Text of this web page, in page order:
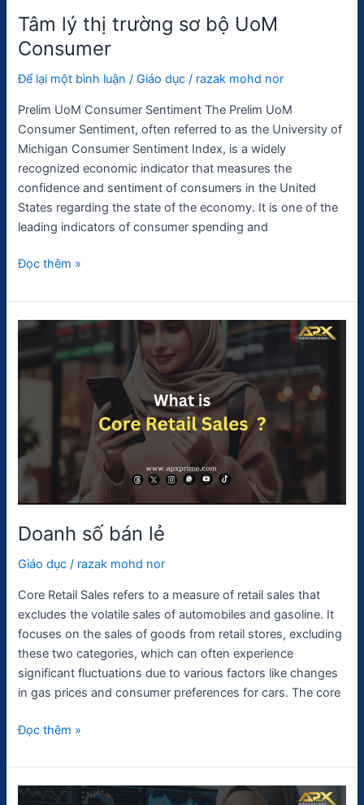
Tâm lý thị trường sơ bộ UoM
Consumer
Để lại một bình luận /Giáo dục / razak mohd nor
Prelim UoM Consumer Sentiment The Prelim UoM
Consumer Sentiment, often referred to as the University of
Michigan Consumer Sentiment Index, is a widely
recognized economic indicator that measures the
confidence and sentiment of consumers in the United
States regarding the state of the economy. It is one of the
leading indicators of consumer spending and
Đọc thêm »
Doanh số bán lẻ
Giáo dục / razak mohd nor
Core Retail Sales refers to a measure of retail sales that
excludes the volatile sales of automobiles and gasoline. It
focuses on the sales of goods from retail stores, excluding
these two categories, which can often experience
significant fluctuations due to various factors like changes
in gas prices and consumer preferences for cars. The core
Doanh
số
bán
Đọc thêm »
Empire